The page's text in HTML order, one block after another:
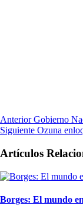
Anterior Gobierno
Siguiente Ozuna
Artículos
Borges: El mundo